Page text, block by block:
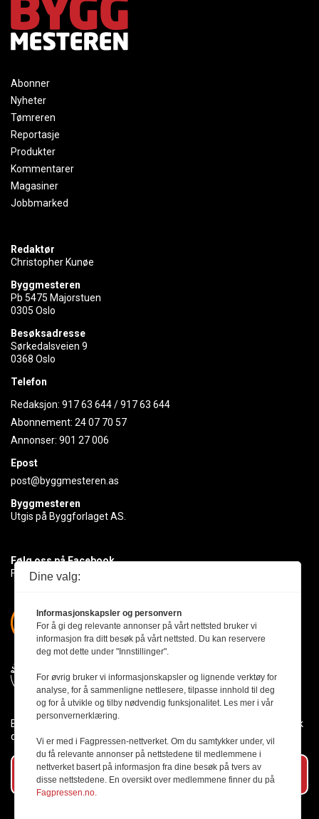
Abonner
Nyheter
Tømreren
Reportasje
Produkter
Kommentarer
Magasiner
Jobbmarked
Redaktør
Christopher Kunøe
Byggmesteren
Pb 5475 Majorstuen
0305 Oslo
Besøksadresse
Sørkedalsveien 9
0368 Oslo
Telefon
Redaksjon: 917 63 644/917 63 644
Abonnement: 24 07 70 57
Annonser: 901 27 006
Epost
post@byggmesteren.as
Byggmesteren
Utgis på Byggforlaget AS.
Følg oss på Facebook
Få med deg det siste innen byggebransjen
Byggmesteren følger Vær Varsom-plakaten og presseetikken slik
den er nedfelt i Redaktørplakaten.
Abonner på vårt nyhetsbrev
Dine valg:
Informasjonskapsler og personvern
For å gi deg relevante annonser på vårt nettsted bruker vi
informasjon fra ditt besøk på vårt nettsted. Du kan reservere
deg mot dette under "Innstillinger".
For øvrig bruker vi informasjonskapsler og lignende verktøy for
analyse, for å sammenligne nettlesere, tilpasse innhold til deg
og for å utvikle og tilby nødvendig funksjonalitet. Les mer i vår
personvernerklæring.
Vi er med i Fagpressen-nettverket. Om du samtykker under, vil
du få relevante annonser på nettstedene til medlemmene i
nettverket basert på informasjon fra dine besøk på tvers av
disse nettstedene. En oversikt over medlemmene finner du på
Fagpressen.no.